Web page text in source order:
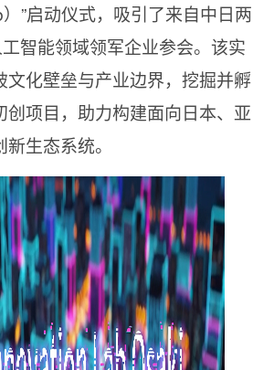
”启动仪式，吸引了来自中日两
智能领域领军企业参会。该实
文化壁垒与产业边界，挖掘并孵
创项目，助力构建面向日本、亚
生态系统。